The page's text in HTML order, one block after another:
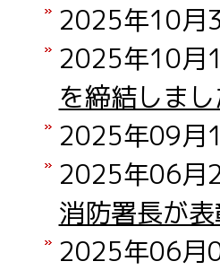
2025年10
2025年10
を締結しま
2025年09
2025年06
消防署長が
2025年06